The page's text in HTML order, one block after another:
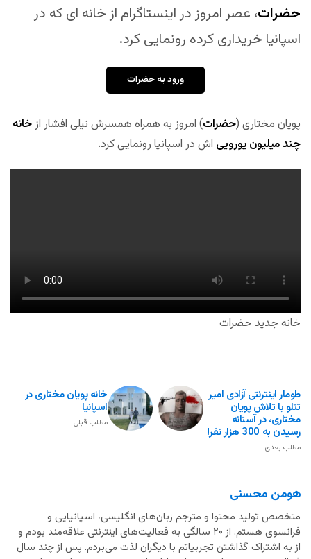
حضرات، عصر امروز در اینستاگرام از خانه ای که در
اسپانیا خریداری کرده رونمایی کرد.
ورود به حضرات
پویان مختاری (حضرات) امروز به همراه همسرش نیلی افشار از خانه
چند میلیون یورویی اش در اسپانیا رونمایی کرد.
خانه جدید حضرات
خانه پویان مختاری در
اسپانیا
مطلب قبلی
طومار اینترنتی آزادی امیر
تتلو با تلاش پویان
مختاری، در آستانه
رسیدن به 300 هزار نفر!
مطلب بعدی
هومن محسنی
متخصص تولید محتوا و مترجم زبان‌های انگلیسی، اسپانیایی و
فرانسوی هستم. از ۲۰ سالگی به فعالیت‌های اینترنتی علاقه‌مند بودم و
از به اشتراک گذاشتن تجربیاتم با دیگران لذت می‌بردم. پس از چند سال